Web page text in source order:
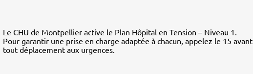
Le CHU de Montpellier active le Plan Hôpital en Tension – Niveau 1.
Pour garantir une prise en charge adaptée à chacun, appelez le 15 avant
tout déplacement aux urgences.